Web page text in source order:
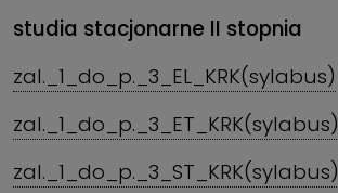
studia stacjonarne II stopnia
zal._1_do_p._3_EL_KRK(sylabus)
zal._1_do_p._3_ET_KRK(sylabus)
zal._1_do_p._3_ST_KRK(sylabus)